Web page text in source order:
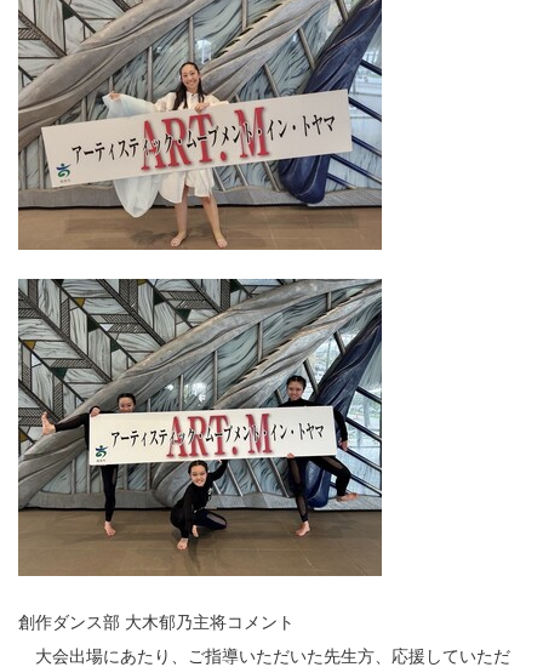
創作ダンス部 大木郁乃主将コメント
大会出場にあたり、ご指導いただいた先生方、応援していただ